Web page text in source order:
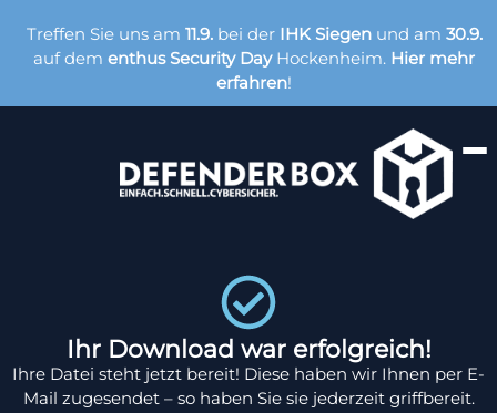
Treffen Sie uns am 11.9.bei der IHK Siegen und am 30.9.
auf dem enthus Security Day Hockenheim. Hier mehr
erfahren!
Ihr Download war erfolgreich!
Ihre Datei steht jetzt bereit! Diese haben wir Ihnen per E-
Mail zugesendet – so haben Sie sie jederzeit griffbereit.